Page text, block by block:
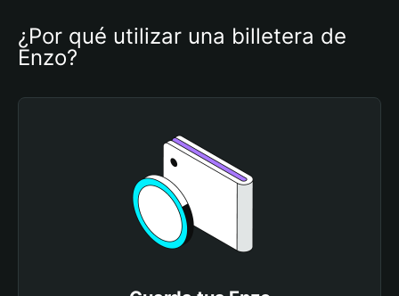
¿Por qué utilizar una billetera de
Enzo?